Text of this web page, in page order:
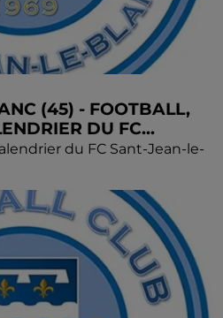
(45) - FOOTBALL,
DU FC...
du FC Sant-Jean-le-